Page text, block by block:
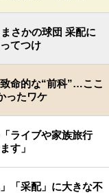
さかの球団 采配に
てつけ
命的な“前科”…ここ
ったワケ
ライブや家族旅行
す」
「采配」に大きな不